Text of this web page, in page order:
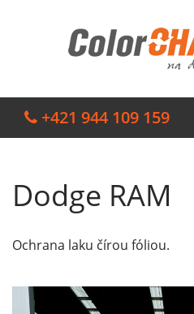
+421 944 109 159
Dodge RAM
Ochrana laku čírou fóliou.